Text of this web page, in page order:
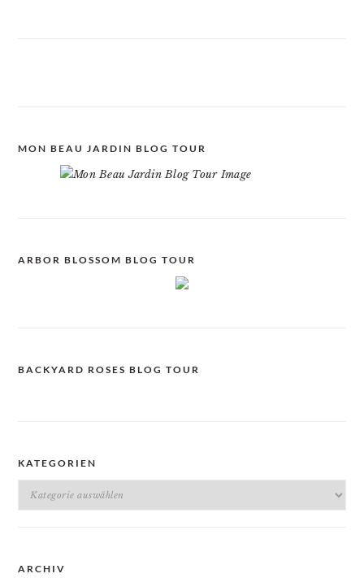
MON BEAU JARDIN BLOG TOUR
ARBOR BLOSSOM BLOG TOUR
BACKYARD ROSES BLOG TOUR
KATEGORIEN
Kategorien
ARCHIV